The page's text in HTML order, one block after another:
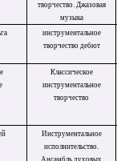
творчество. Джазовая
музыка
инструментальное
творчество дебют
Классическое
инструментальное
творчество
Инструментальное
исполнительство.
Ансамбль духовых